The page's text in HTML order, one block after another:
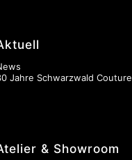
Jahre Schwarzwald Couture
& Showroom